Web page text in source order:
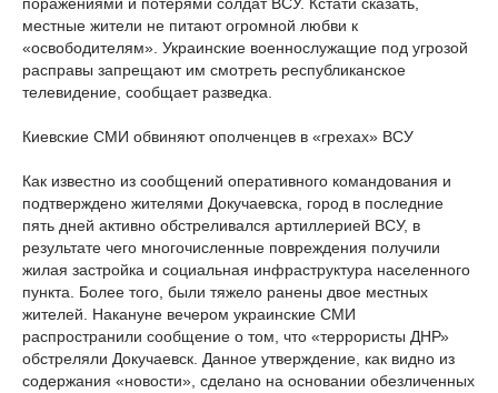
местные жители не питают огромной любви к
«освободителям». Украинские военнослужащие под угрозой
расправы запрещают им смотреть республиканское
телевидение, сообщает разведка.
Киевские СМИ обвиняют ополченцев в «грехах» ВСУ
Как известно из сообщений оперативного командования и
подтверждено жителями Докучаевска, город в последние
пять дней активно обстреливался артиллерией ВСУ, в
результате чего многочисленные повреждения получили
жилая застройка и социальная инфраструктура населенного
пункта. Более того, были тяжело ранены двое местных
жителей. Накануне вечером украинские СМИ
распространили сообщение о том, что «террористы ДНР»
обстреляли Докучаевск. Данное утверждение, как видно из
содержания «новости», сделано на основании обезличенных